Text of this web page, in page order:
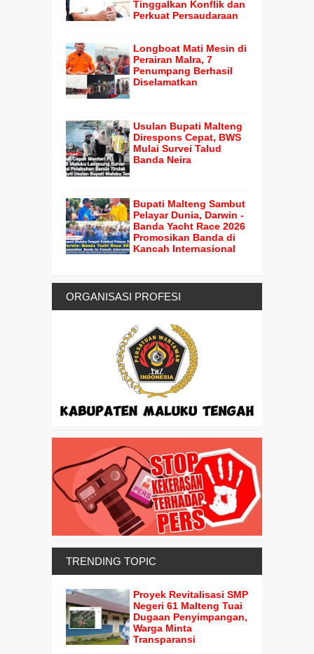
Tinggalkan Konflik dan
Perkuat Persaudaraan
Longboat Mati Mesin di
Perairan Malra, 7
Penumpang Berhasil
Diselamatkan
Usulan Bupati Malteng
Direspons Cepat, BWS
Mulai Survei Talud
Banda Neira
Bupati Malteng Sambut
Pelayar Dunia, Darwin -
Banda Yacht Race 2026
Promosikan Banda di
Kancah Internasional
ORGANISASI PROFESI
TRENDING TOPIC
Proyek Revitalisasi SMP
Negeri 61 Malteng Tuai
Dugaan Penyimpangan,
Warga Minta
Transparansi